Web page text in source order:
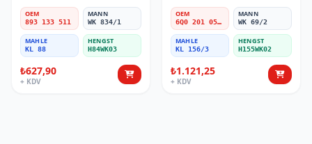
Yakıt/Benzin Filtresi
OEM
893 133 511
MANN
WK 834/1
MAHLE
KL 88
HENGST
H84WK03
₺627,90
+ KDV
Yakıt/Benzin Filtresi
OEM
6Q0 201 051 A/C
MANN
WK 69/2
MAHLE
KL 156/3
HENGST
H155WK02
₺1.121,25
+ KDV